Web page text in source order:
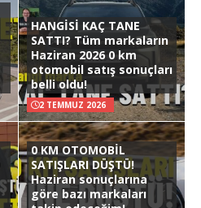
HANGİSİ KAÇ TANE
SATTI? Tüm markaların
Haziran 2026 0 km
otomobil satış sonuçları
belli oldu!
2 TEMMUZ 2026
0 KM OTOMOBİL
SATIŞLARI DÜŞTÜ!
Haziran sonuçlarına
göre bazı markaları